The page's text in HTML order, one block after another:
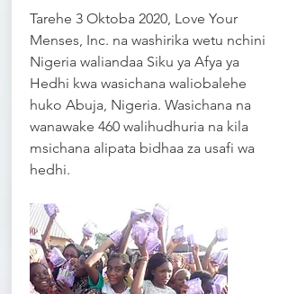
Tarehe 3 Oktoba 2020, Love Your
Menses, Inc. na washirika wetu nchini
Nigeria waliandaa Siku ya Afya ya
Hedhi kwa wasichana waliobalehe
huko Abuja, Nigeria. Wasichana na
wanawake 460 walihudhuria na kila
msichana alipata bidhaa za usafi wa
hedhi.